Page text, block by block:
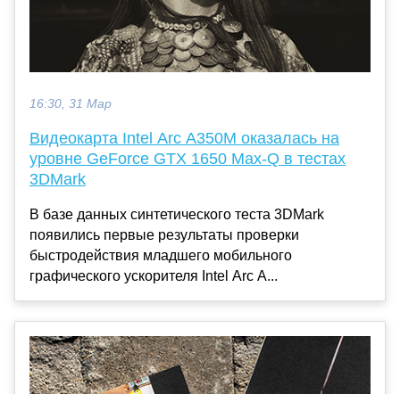
16:30, 31 Мар
Видеокарта Intel Arc A350M оказалась на
уровне GeForce GTX 1650 Max-Q в тестах
3DMark
В базе данных синтетического теста 3DMark
появились первые результаты проверки
быстродействия младшего мобильного
графического ускорителя Intel Arc A...